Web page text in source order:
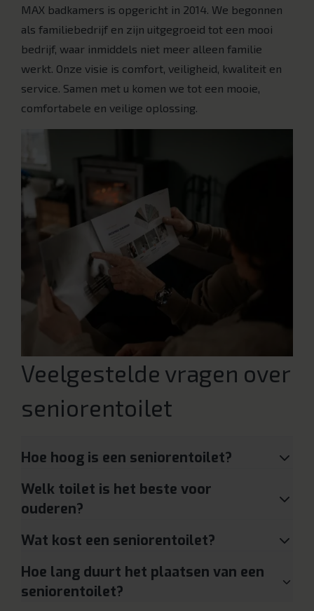
MAX badkamers is opgericht in 2014. We begonnen
als familiebedrijf en zijn uitgegroeid tot een mooi
bedrijf, waar inmiddels niet meer alleen familie
werkt. Onze visie is comfort, veiligheid, kwaliteit en
service. Samen met u komen we tot een mooie,
comfortabele en veilige oplossing.
Veelgestelde vragen over
seniorentoilet
Hoe hoog is een seniorentoilet?
Welk toilet is het beste voor
ouderen?
Wat kost een seniorentoilet?
Hoe lang duurt het plaatsen van een
seniorentoilet?